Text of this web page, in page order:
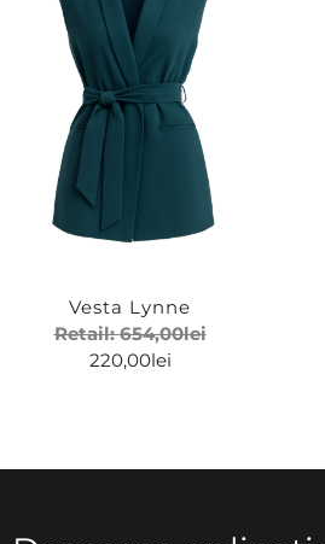
Vesta Lynne
Retail:654,00lei
220,00lei